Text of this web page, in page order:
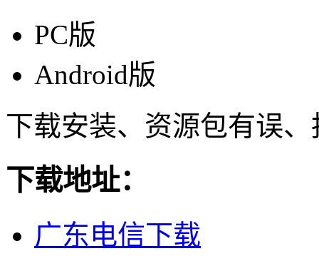
PC版
Android版
下载安装、资源包有误
下载地址：
广东电信下载